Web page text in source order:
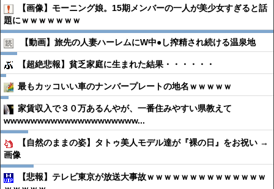
【画像】モーニング娘。15期メンバーの一人が美少女すぎると話
題にｗｗｗｗｗｗｗ
【動画】旅先の人妻ハーレムにW中●︎し搾精され続ける温泉地
【超絶悲報】貧乏家庭に生まれた結果・・・・・・
最もカッコいい車のナンバープレートの地名ｗｗｗｗｗ
家賃収入で３０万あるんやが、一番住みやすい県教えて
wwwwwwwwwwwwwwwwwwww...
【自然のままの姿】タトゥ美人モデル達が『裸の日』をお祝い →
画像
【悲報】テレビ東京が放送大事故ｗｗｗｗｗｗｗｗｗｗｗｗｗｗ